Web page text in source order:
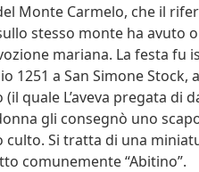
Monte Carmelo, che il
stesso monte ha avuto
mariana. La festa fu
1251 a San Simone Stock,
(il quale L’aveva pregata di
gli consegnò uno
culto. Si tratta di una
comunemente “Abitino”.